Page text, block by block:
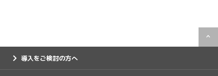
導入をご検討の方へ